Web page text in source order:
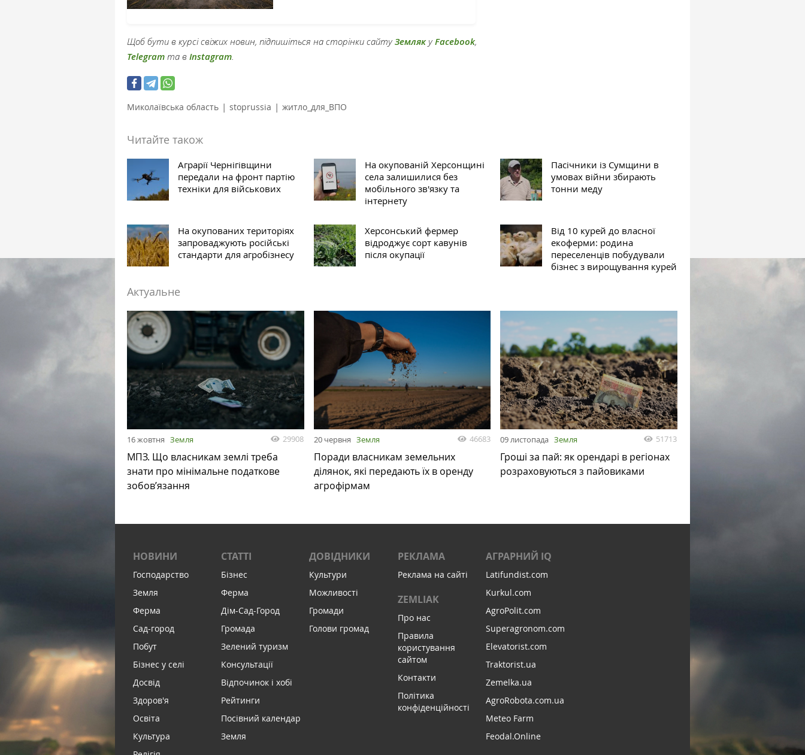
Щоб бути в курсі свіжих новин, підпишіться на сторінки сайтуЗемлякуFacebook,
Telegram та в Instagram.
Миколаївська область | stoprussia | житло_для_ВПО
Читайте також
Аграрії Чернігівщини
передали на фронт партію
техніки для військових
На окупованій Херсонщині
села залишилися без
мобільного зв'язку та
інтернету
Пасічники із Сумщини в
умовах війни збирають
тонни меду
На окупованих територіях
запроваджують російські
стандарти для агробізнесу
Херсонський фермер
відроджує сорт кавунів
після окупації
Від 10 курей до власної
екоферми: родина
переселенців побудували
бізнес з вирощування курей
Актуальне
16 жовтня Земля 29908
МПЗ. Що власникам землі треба
знати про мінімальне податкове
зобов’язання
20 червня Земля 46683
Поради власникам земельних
ділянок, які передають їх в оренду
агрофірмам
09 листопада Земля 51713
Гроші за пай: як орендарі в регіонах
розраховуються з пайовиками
НОВИНИ
Господарство
Земля
Ферма
Сад-город
Побут
Бізнес у селі
Досвід
Здоров'я
Освіта
Культура
СТАТТІ
Бізнес
Ферма
Дім-Сад-Город
Громада
Зелений туризм
Консультації
Відпочинок і хобі
Рейтинги
Посівний календар
Земля
ДОВІДНИКИ
Культури
Можливості
Громади
Голови громад
РЕКЛАМА
Реклама на сайті
ZEMLIAK
Про нас
Правила
користування
сайтом
Контакти
Політика
конфіденційності
АГРАРНИЙ IQ
Latifundist.com
Kurkul.com
AgroPolit.com
Superagronom.com
Elevatorist.com
Traktorist.ua
Zemelka.ua
AgroRobota.com.ua
Meteo Farm
Feodal.Online